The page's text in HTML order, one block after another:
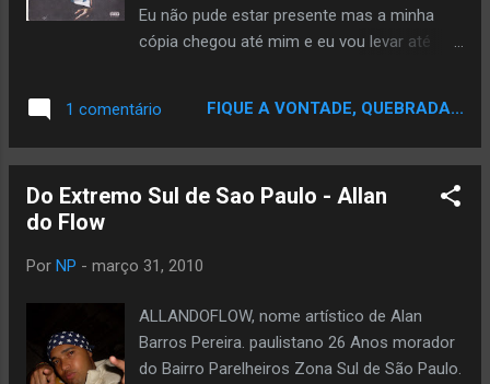
Eu não pude estar presente mas a minha
cópia chegou até mim e eu vou levar até
de Abdiel . Link para download: Mediafire By
Hip HopLusoFono
1 comentário FIQUE A VONTADE, QUEBRADA...
Do Extremo Sul de Sao Paulo - Allan
do Flow
Por NP - março 31, 2010
ALLANDOFLOW, nome artístico de Alan
Barros Pereira. paulistano 26 Anos morador
do Bairro Parelheiros Zona Sul de São Paulo.